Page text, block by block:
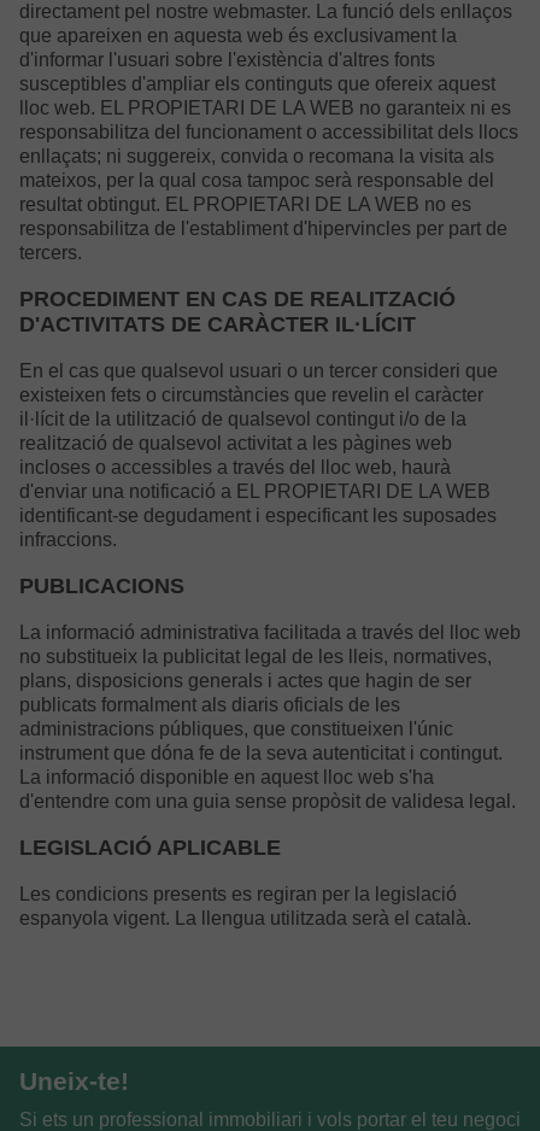
directament pel nostre webmaster. La funció dels enllaços
que apareixen en aquesta web és exclusivament la
d'informar l'usuari sobre l'existència d'altres fonts
susceptibles d'ampliar els continguts que ofereix aquest
lloc web. EL PROPIETARI DE LA WEB no garanteix ni es
responsabilitza del funcionament o accessibilitat dels llocs
enllaçats; ni suggereix, convida o recomana la visita als
mateixos, per la qual cosa tampoc serà responsable del
resultat obtingut. EL PROPIETARI DE LA WEB no es
responsabilitza de l'establiment d'hipervincles per part de
tercers.
PROCEDIMENT EN CAS DE REALITZACIÓ
D'ACTIVITATS DE CARÀCTER IL·LÍCIT
En el cas que qualsevol usuari o un tercer consideri que
existeixen fets o circumstàncies que revelin el caràcter
il·lícit de la utilització de qualsevol contingut i/o de la
realització de qualsevol activitat a les pàgines web
incloses o accessibles a través del lloc web, haurà
d'enviar una notificació a EL PROPIETARI DE LA WEB
identificant-se degudament i especificant les suposades
infraccions.
PUBLICACIONS
La informació administrativa facilitada a través del lloc web
no substitueix la publicitat legal de les lleis, normatives,
plans, disposicions generals i actes que hagin de ser
publicats formalment als diaris oficials de les
administracions públiques, que constitueixen l'únic
instrument que dóna fe de la seva autenticitat i contingut.
La informació disponible en aquest lloc web s'ha
d'entendre com una guia sense propòsit de validesa legal.
LEGISLACIÓ APLICABLE
Les condicions presents es regiran per la legislació
espanyola vigent. La llengua utilitzada serà el català.
Uneix-te!
Si ets un professional immobiliari i vols portar el teu negoci